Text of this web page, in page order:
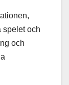
spelet och
och